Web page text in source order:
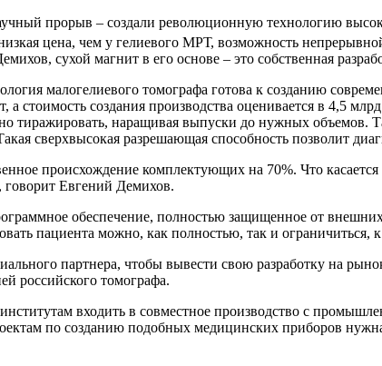
прорыв – создали революционную технологию
цена, чем у гелиевого МРТ, возможность
сухой магнит в его основе – это собственная
малогелиевого томографа готова к созданию
а стоимость создания производства оценивается в 4,5
тиражировать, наращивая выпуски до нужных объемов.
сверхвысокая разрешающая способность позволит
происхождение комплектующих на 70%. Что
Евгений Демихов.
обеспечение, полностью защищенное от
пациента можно, как полностью, так и ограничиться,
партнера, чтобы вывести свою разработку на
российского томографа.
входить в совместное производство с
по созданию подобных медицинских приборов